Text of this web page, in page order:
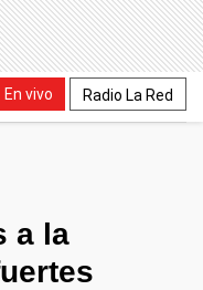
En vivo Radio La Red
a la